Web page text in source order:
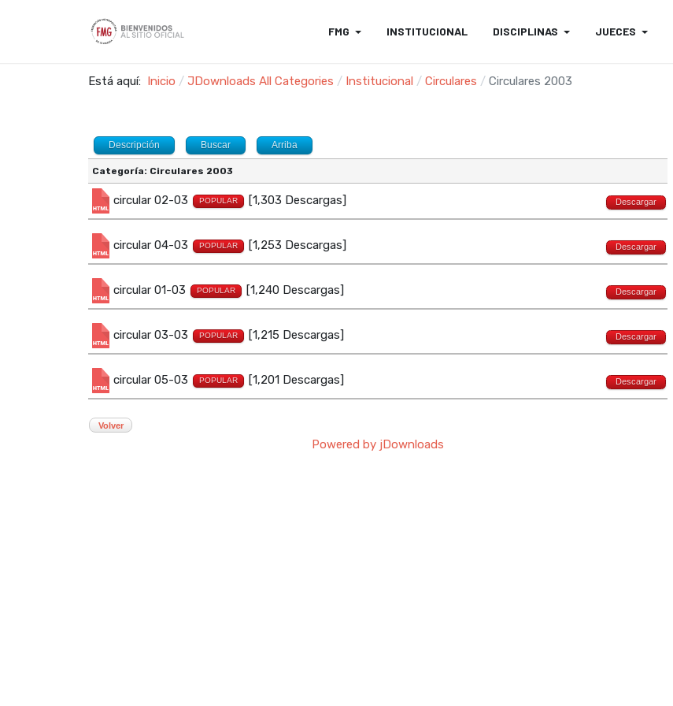
FMG INSTITUCIONAL DISCIPLINAS JUECES
Está aquí: Inicio JDownloads All Categories Institucional Circulares Circulares 2003
Descripción Buscar Arriba
Categoría: Circulares 2003
circular 02-03 POPULAR [1,303 Descargas] Descargar
circular 04-03 POPULAR [1,253 Descargas] Descargar
circular 01-03 POPULAR [1,240 Descargas] Descargar
circular 03-03 POPULAR [1,215 Descargas] Descargar
circular 05-03 POPULAR [1,201 Descargas] Descargar
Volver
Powered by jDownloads